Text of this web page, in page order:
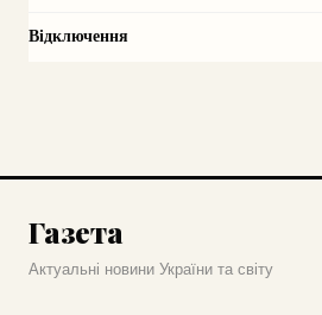
Відключення
Газета
Актуальні новини України та світу